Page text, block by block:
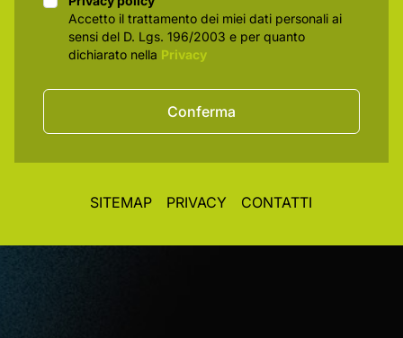
Privacy policy
Accetto il trattamento dei miei dati personali ai
sensi del D. Lgs. 196/2003 e per quanto
dichiarato nella Privacy
Conferma
SITEMAP PRIVACY CONTATTI